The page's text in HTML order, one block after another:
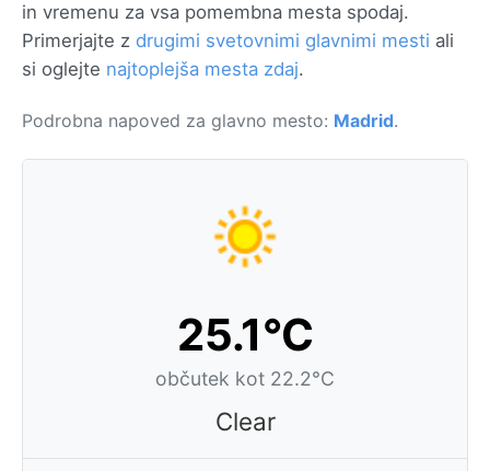
in vremenu za vsa pomembna mesta spodaj.
Primerjajte z drugimi svetovnimi glavnimi mesti ali
si oglejte najtoplejša mesta zdaj.
Podrobna napoved za glavno mesto: Madrid.
25.1°C
občutek kot 22.2°C
Clear